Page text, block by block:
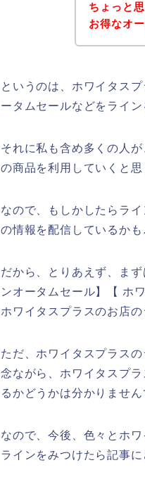
ちょっと
お得なオ
というのは、ホワイタス
ータムセールなどをライ
それに私も含め多くの人
の商品を利用していくと思
なので、もしかしたらラ
の情報を配信しているか
だから、とりあえず、ま
ンオータムセール】【 ホ
ホワイタスプラスのお店
ただ、ホワイタスプラス
念ながら、ホワイタスプ
るかどうかは分かりません
なので、今後、色々とホ
ラインをみつけたら記事